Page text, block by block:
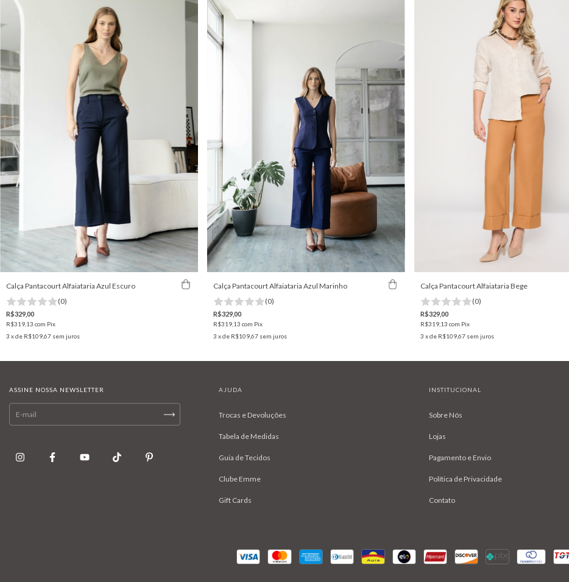
Calça Pantacourt Alfaiataria Azul Escuro
(0)
R$329,00
R$319,13 com Pix
3 x de R$109,67 sem juros
Calça Pantacourt Alfaiataria Azul Marinho
(0)
R$329,00
R$319,13 com Pix
3 x de R$109,67 sem juros
Calça Pantacourt Alfaiataria Bege
(0)
R$329,00
R$319,13 com Pix
3 x de R$109,67 sem juros
ASSINE NOSSA NEWSLETTER AJUDA
Trocas e Devoluções
Tabela de Medidas
Guia de Tecidos
Clube Emme
Gift Cards
INSTITUCIONAL
Sobre Nós
Lojas
Pagamento e Envio
Política de Privacidade
Contato